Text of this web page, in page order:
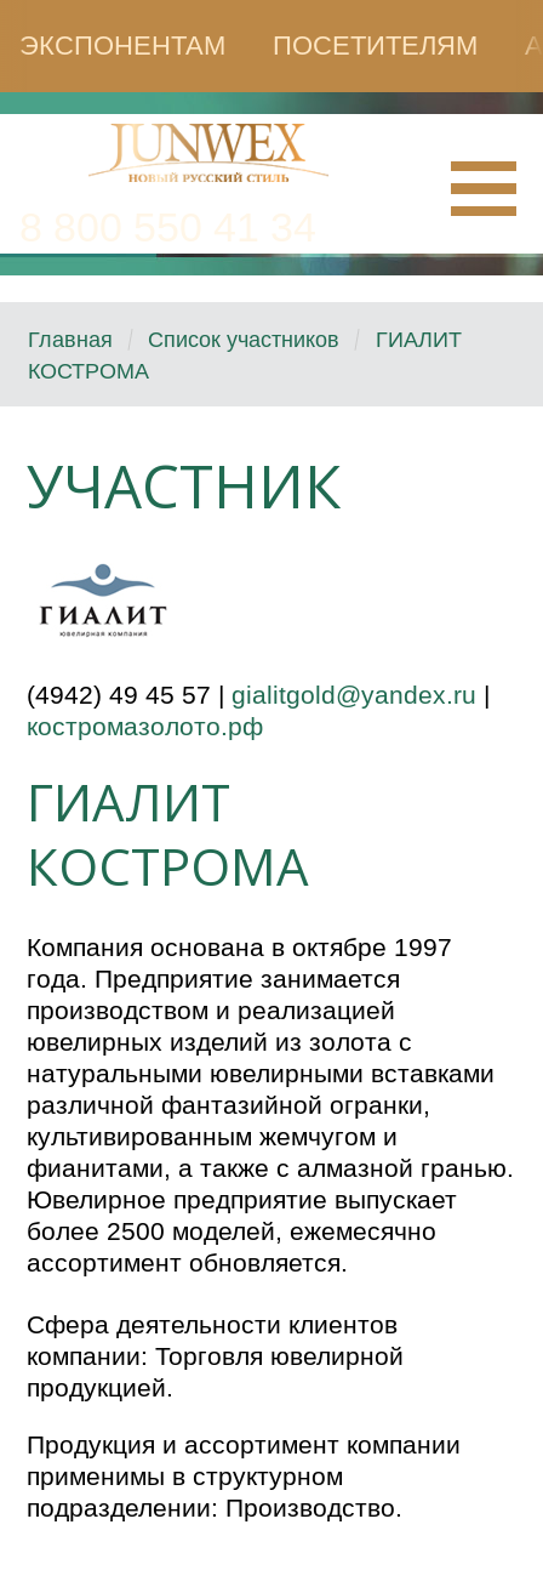
ЭКСПОНЕНТАМ ПОСЕТИТЕЛЯМ
Главная Список участников
ГИАЛИТ
КОСТРОМА
УЧАСТНИК
(4942) 49 45 57 |gialitgold@yandex.ru |
костромазолото.рф
ГИАЛИТ
КОСТРОМА
Компания основана в октябре 1997
года. Предприятие занимается
производством и реализацией
ювелирных изделий из золота с
натуральными ювелирными вставками
различной фантазийной огранки,
культивированным жемчугом и
фианитами, а также с алмазной гранью.
Ювелирное предприятие выпускает
более 2500 моделей, ежемесячно
ассортимент обновляется.
Сфера деятельности клиентов
компании: Торговля ювелирной
продукцией.
Продукция и ассортимент компании
применимы в структурном
подразделении: Производство.